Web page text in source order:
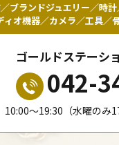
ブランドジュエリー／時
ィオ機器／カメラ／工具／
ゴールドステーシ
042-
10:00〜19:30（水曜のみ